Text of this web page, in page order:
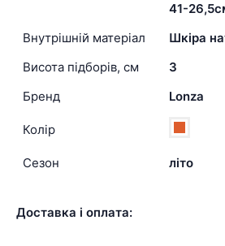
41-
Внутрішній матеріал
Шкіра
Висота підборів, см
3
Бренд
Lonza
Колір
Сезон літо
Доставка і оплата: